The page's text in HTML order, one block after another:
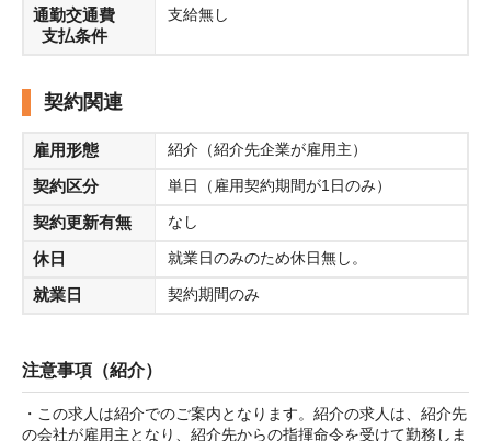
通勤交通費
支払条件
支給無し
契約関連
雇用形態 紹介（紹介先企業が雇用主）
契約区分 単日（雇用契約期間が1日のみ）
契約更新有無 なし
休日 就業日のみのため休日無し。
就業日 契約期間のみ
注意事項（紹介）
・この求人は紹介でのご案内となります。紹介の求人は、紹介先
の会社が雇用主となり、紹介先からの指揮命令を受けて勤務しま